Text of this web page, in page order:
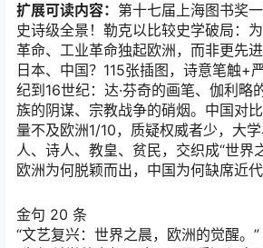
扩展可读内容： 第十七届上海图书奖
史诗级全景！勒克以比较史学破局：
革命、工业革命独起欧洲，而非更先进
日本、中国？115张插图，诗意笔触+
纪到16世纪：达·芬奇的画笔、伽利略
族的阴谋、宗教战争的硝烟。中国对
量不及欧洲1/10，质疑权威者少，大
人、诗人、教皇、贫民，交织成“世界
欧洲为何脱颖而出，中国为何缺席近代
金句 20 条
“文艺复兴：世界之晨，欧洲的觉醒。”